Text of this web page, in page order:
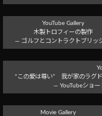
YouTube Gallery
木製トロフィーの製作
― ゴルフとコントラクトブリッ
“この愛は尊い” 我が家のラグ
― YouTubeショ
Movie Gallery